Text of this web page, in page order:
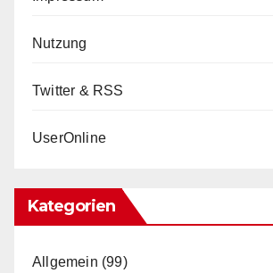
Nutzung
Twitter & RSS
UserOnline
Kategorien
Allgemein (99)